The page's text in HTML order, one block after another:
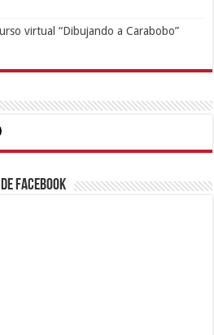
virtual “Dibujando a Carabobo”
Facebook